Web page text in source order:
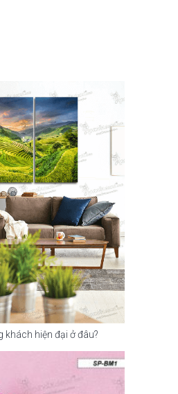
khách hiện đại ở đâu?